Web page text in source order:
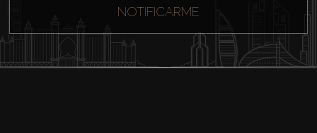
Sobre Plano
NOTIFICARME